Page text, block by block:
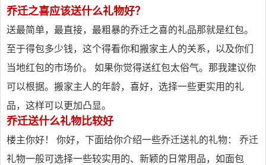
乔迁之喜应该送什么礼物好？
送最简单，最直接，最粗暴的乔迁之喜的礼品那就是红包。
至于得包多少钱，这个得看你和搬家主人的关系，以及你们
当地红包的市场价。 如果你觉得送红包太俗气。那我建议你
可以根据。搬家主人的年龄，喜好，选择一些更实用的礼
品，这样可以更加凸显。
乔迁送什么礼物比较好
楼主你好！ 你好，下面给你介绍一些乔迁送礼的礼物： 乔迁
礼物一般可选择一些较实用的、新颖的日常用品，如面包